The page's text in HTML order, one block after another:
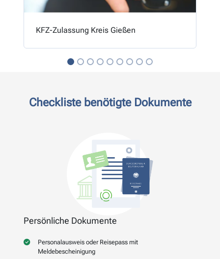
KFZ-Zulassung Kreis Gießen
Checkliste benötigte Dokumente
Persönliche Dokumente
Personalausweis oder Reisepass mit
Meldebescheinigung